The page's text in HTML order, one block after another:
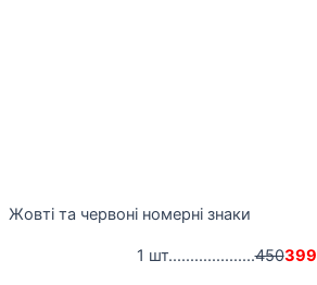
Жовті та червоні номерні знаки
1 шт....................450399